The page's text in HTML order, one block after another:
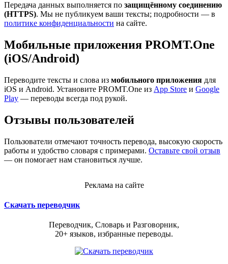
Передача данных выполняется по защищённому соединению
(HTTPS). Мы не публикуем ваши тексты; подробности — в
политике конфиденциальности на сайте.
Мобильные приложения PROMT.One
(iOS/Android)
Переводите тексты и слова из мобильного приложения для
iOS и Android. Установите PROMT.One из App Store и Google
Play — переводы всегда под рукой.
Отзывы пользователей
Пользователи отмечают точность перевода, высокую скорость
работы и удобство словаря с примерами. Оставьте свой отзыв
— он помогает нам становиться лучше.
Реклама на сайте
Скачать переводчик
Переводчик, Словарь и Разговорник,
20+ языков, избранные переводы.